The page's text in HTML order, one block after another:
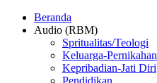
Beranda
Audio (RBM)
Spritualitas/Teologi
Keluarga-Pernikahan
Kepribadian-Jati Diri
Pendidikan